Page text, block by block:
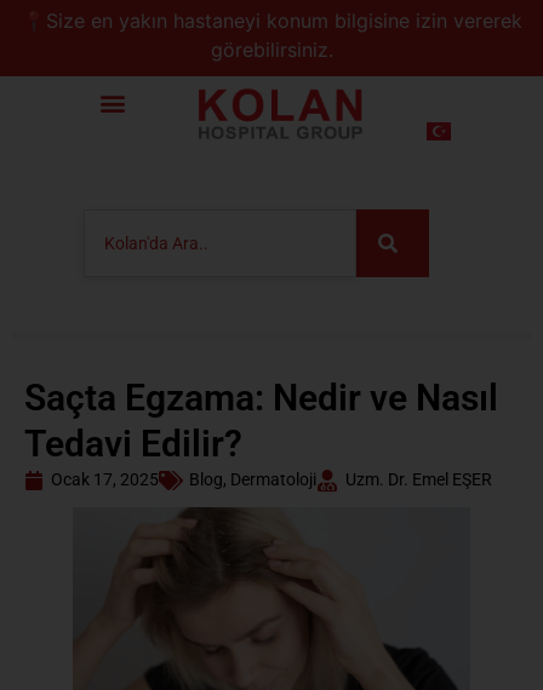
📍Size en yakın hastaneyi konum bilgisine izin vererek
görebilirsiniz.
Saçta Egzama: Nedir ve Nasıl
Tedavi Edilir?
Ocak 17, 2025 Blog, Dermatoloji Uzm. Dr. Emel EŞER